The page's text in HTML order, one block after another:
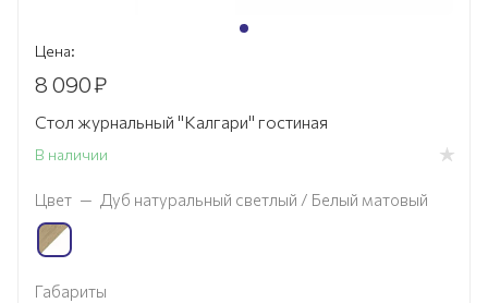
Цена:
8 090₽
Стол журнальный "Калгари" гостиная
В наличии
Цвет — Дуб натуральный светлый / Белый матовый
Габариты